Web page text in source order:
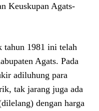
Keuskupan Agats-
tahun 1981 ini telah
Agats. Pada
adiluhung para
tak jarang juga ada
dengan harga